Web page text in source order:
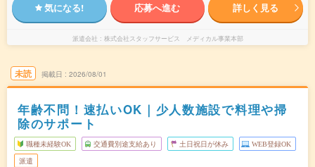
気になる! 応募へ進む 詳しく見る
派遣会社 株式会社スタッフサービス メディカル事業本部
未読 掲載日 2026/08/01
年齢不問！速払いOK｜少人数施設で料理や掃
除のサポート
職種未経験OK 交通費別途支給あり 土日祝日が休み WEB登録OK
派遣